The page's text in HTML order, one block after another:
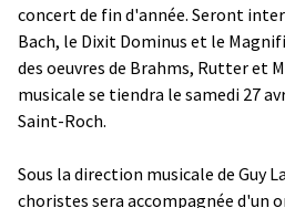
concert de fin d'année. Seront
Bach, le Dixit Dominus et le
des oeuvres de Brahms, Rutter et
musicale se tiendra le samedi 27
Saint-Roch.
Sous la direction musicale de Guy
choristes sera accompagnée d'un